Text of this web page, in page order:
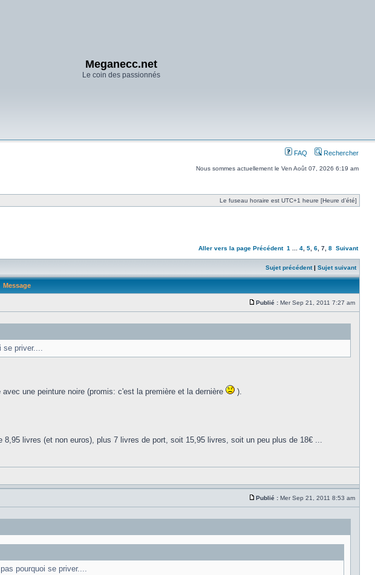
Meganecc.net
Le coin des passionnés
FAQ Rechercher
Nous sommes actuellement le Ven Août 07, 2026 6:19 am
Le fuseau horaire est UTC+1 heure [Heure d’été]
Aller vers la page Précédent 1 4 5 6 7 8 Suivant
Sujet précédent| Sujet suivant
Message
Publié : Mer Sep 21, 2011 7:27 am
se priver....
une peinture noire (promis: c'est la première et la dernière ).
8,95 livres (et non euros), plus 7 livres de port, soit 15,95 livres, soit un peu plus de 18€ ...
Publié : Mer Sep 21, 2011 8:53 am
pourquoi se priver....